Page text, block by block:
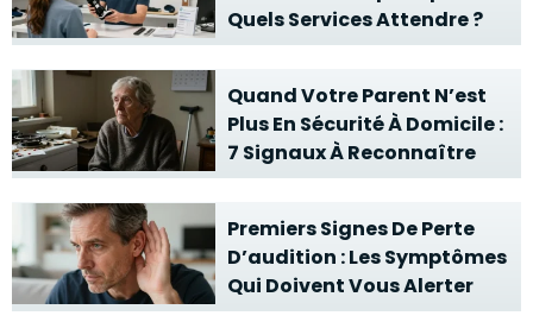
Quels Services Attendre ?
Quand Votre Parent N’est
Plus En Sécurité À Domicile :
7 Signaux À Reconnaître
Premiers Signes De Perte
D’audition : Les Symptômes
Qui Doivent Vous Alerter